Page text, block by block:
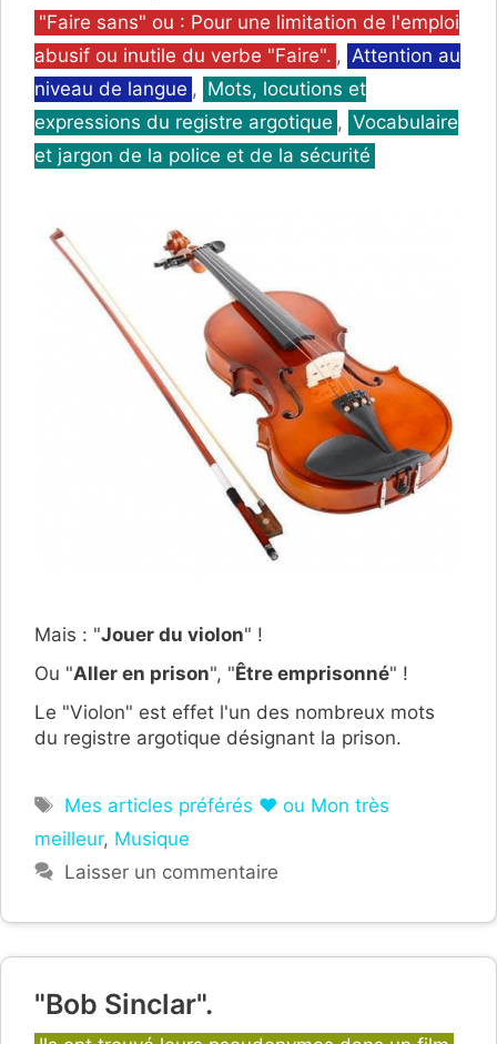
Catégories
"Faire sans" ou : Pour une limitation de l'emploi
abusif ou inutile du verbe "Faire". , Attention au
niveau de langue , Mots, locutions et
expressions du registre argotique , Vocabulaire
et jargon de la police et de la sécurité
Mais : "Jouer du violon" !
Ou "Aller en prison", "Être emprisonné" !
Le "Violon" est effet l'un des nombreux mots
du registre argotique désignant la prison.
Étiquettes
Mes articles préférés ❤ ou Mon très
meilleur, Musique
Laisser un commentaire
"Bob Sinclar".